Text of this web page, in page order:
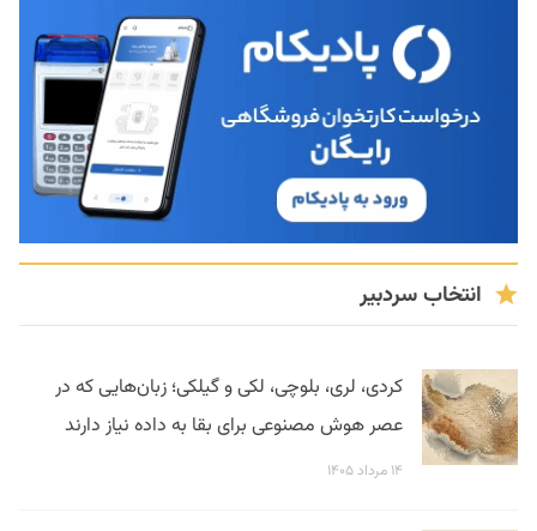
انتخاب سردبیر
کردی، لری، بلوچی، لکی و گیلکی؛ زبان‌هایی که در
عصر هوش مصنوعی برای بقا به داده نیاز دارند
۱۴ مرداد ۱۴۰۵